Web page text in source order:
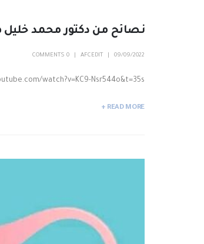
نصائح من دكتور محمد خليل
09/09/2022
AFCEDIT
0 COMMENTS
watch?v=KC9-Nsr544o&t=35s
READ MORE +